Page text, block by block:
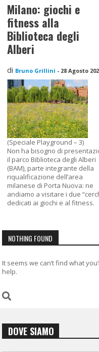
Milano: giochi e
fitness alla
Biblioteca degli
Alberi
di Bruno Grillini - 28 Agosto
(Speciale Playground – 3)
Non ha bisogno di
il parco Biblioteca degli Alberi
(BAM), parte integrante della
riqualificazione dell’area
milanese di Porta Nuova: ne
andiamo a visitare i due
dedicati ai giochi e al fitness.
NOTHING FOUND
It seems we can’t find what
help.
DOVE SIAMO